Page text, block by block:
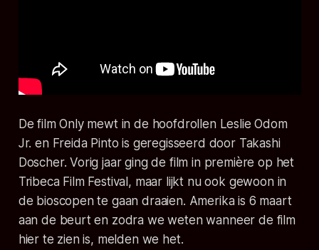
De film Only mewt in de hoofdrollen Leslie Odom
Jr. en Freida Pinto is geregisseerd door Takashi
Doscher. Vorig jaar ging de film in première op het
Tribeca Film Festival, maar lijkt nu ook gewoon in
de bioscopen te gaan draaien. Amerika is 6 maart
aan de beurt en zodra we weten wanneer de film
hier te zien is, melden we het.